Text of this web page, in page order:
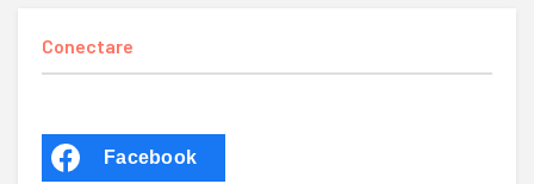
Conectare
Facebook